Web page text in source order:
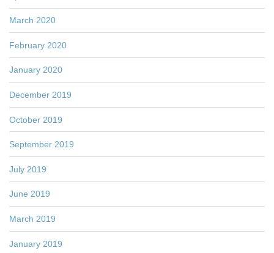
March 2020
February 2020
January 2020
December 2019
October 2019
September 2019
July 2019
June 2019
March 2019
January 2019